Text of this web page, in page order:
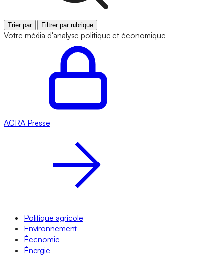
Trier par Filtrer par rubrique
Votre média d'analyse politique et économique
AGRA Presse
Politique agricole
Environnement
Économie
Énergie